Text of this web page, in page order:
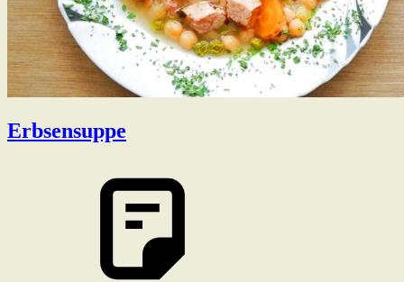
Erbsensuppe